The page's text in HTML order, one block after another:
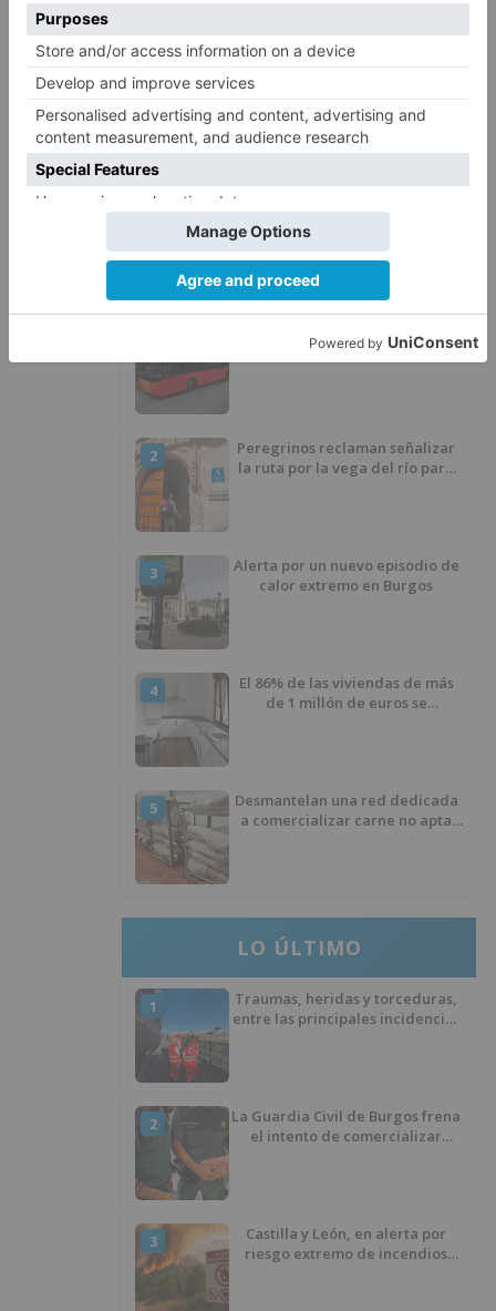
poner lavadora habitual
LO + VISTO
cambian su recorrido por el
2
Peregrinos reclaman señalizar
la ruta por la vega del río para
3
Alerta por un nuevo episodio de
calor extremo en Burgos
4
El 86% de las viviendas de más
de 1 millón de euros se
5
Desmantelan una red dedicada
a comercializar carne no apta
LO ÚLTIMO
1
Traumas, heridas y torceduras,
entre las principales incidencias
2
La Guardia Civil de Burgos frena
el intento de comercializar
3
Castilla y León, en alerta por
riesgo extremo de incendios